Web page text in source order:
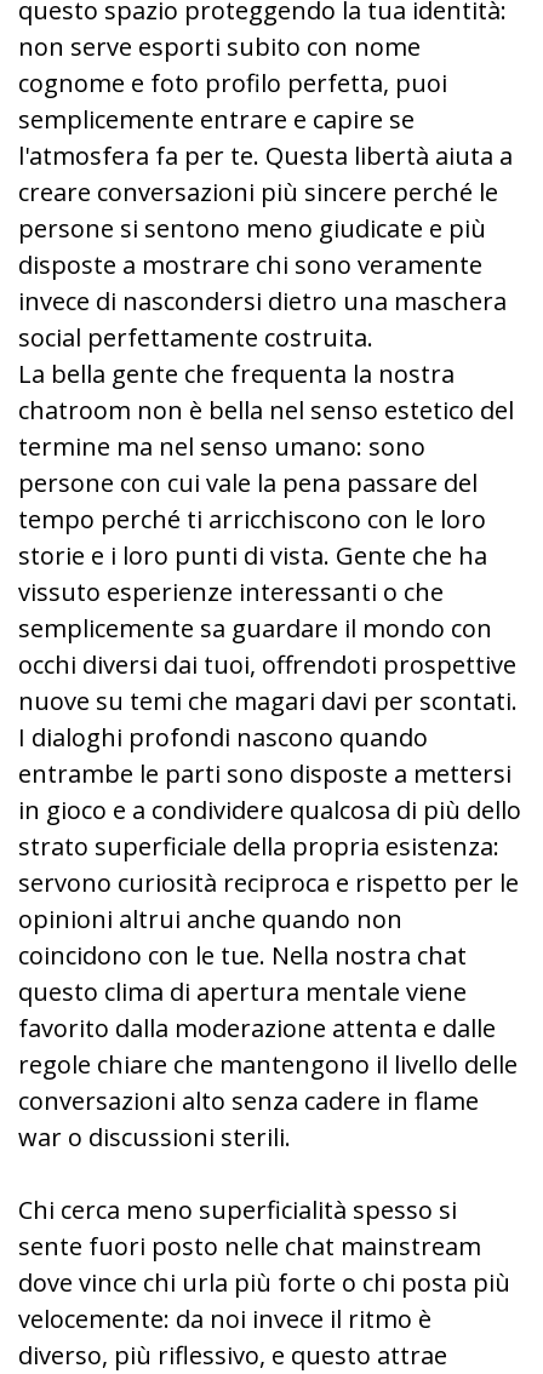
questo spazio proteggendo la tua identità:
non serve esporti subito con nome
cognome e foto profilo perfetta, puoi
semplicemente entrare e capire se
l'atmosfera fa per te. Questa libertà aiuta a
creare conversazioni più sincere perché le
persone si sentono meno giudicate e più
disposte a mostrare chi sono veramente
invece di nascondersi dietro una maschera
social perfettamente costruita.
La bella gente che frequenta la nostra
chatroom non è bella nel senso estetico del
termine ma nel senso umano: sono
persone con cui vale la pena passare del
tempo perché ti arricchiscono con le loro
storie e i loro punti di vista. Gente che ha
vissuto esperienze interessanti o che
semplicemente sa guardare il mondo con
occhi diversi dai tuoi, offrendoti prospettive
nuove su temi che magari davi per scontati.
I dialoghi profondi nascono quando
entrambe le parti sono disposte a mettersi
in gioco e a condividere qualcosa di più dello
strato superficiale della propria esistenza:
servono curiosità reciproca e rispetto per le
opinioni altrui anche quando non
coincidono con le tue. Nella nostra chat
questo clima di apertura mentale viene
favorito dalla moderazione attenta e dalle
regole chiare che mantengono il livello delle
conversazioni alto senza cadere in flame
war o discussioni sterili.
Chi cerca meno superficialità spesso si
sente fuori posto nelle chat mainstream
dove vince chi urla più forte o chi posta più
velocemente: da noi invece il ritmo è
diverso, più riflessivo, e questo attrae